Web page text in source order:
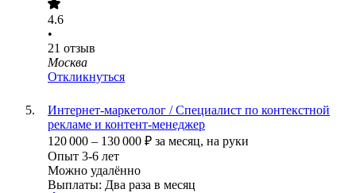
4.6
•
21 отзыв
Москва
Откликнуться
Интернет‑маркетолог / Специалист по контекстной
рекламе и контент‑менеджер
120 000 – 130 000 ₽ за месяц, на руки
Опыт 3-6 лет
Можно удалённо
Выплаты: Два раза в месяц